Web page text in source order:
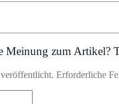
Meinung zum Artikel?
Erforderliche